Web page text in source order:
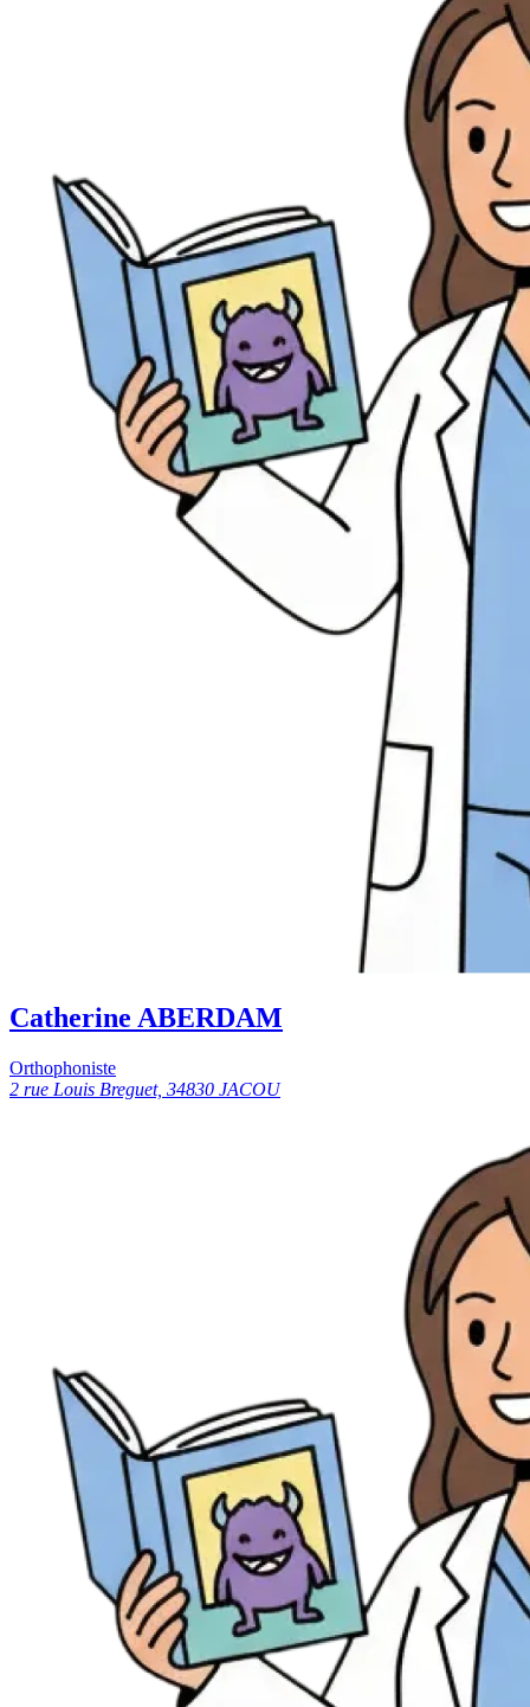
Catherine ABERDAM
Orthophoniste
2 rue Louis Breguet, 34830 JACOU